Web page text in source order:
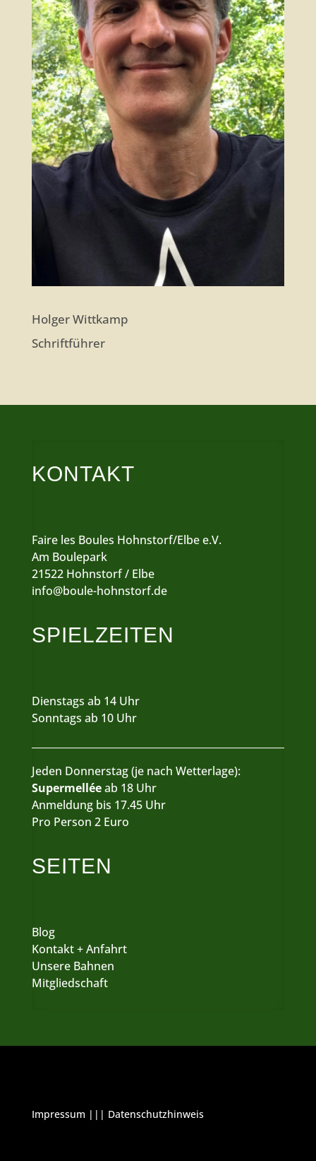
Holger Wittkamp
Schriftführer
KONTAKT
Faire les Boules Hohnstorf/Elbe e.V.
Am Boulepark
21522 Hohnstorf / Elbe
info@boule-hohnstorf.de
SPIELZEITEN
Dienstags ab 14 Uhr
Sonntags ab 10 Uhr
Jeden Donnerstag (je nach Wetterlage):
Supermelléeab 18 Uhr
Anmeldung bis 17.45 Uhr
Pro Person 2 Euro
SEITEN
Blog
Kontakt + Anfahrt
Unsere Bahnen
Mitgliedschaft
Impressum ||| Datenschutzhinweis